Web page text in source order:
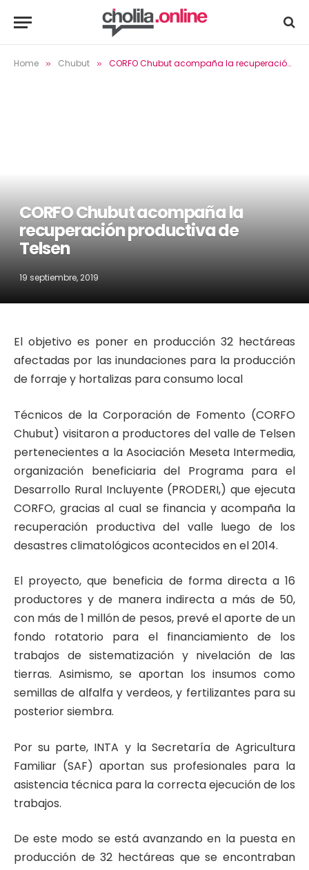
Home » Chubut » CORFO Chubut acompaña la recuperación productiva de Telsen
CORFO Chubut acompaña la
recuperación productiva de
Telsen
19 septiembre, 2019
El objetivo es poner en producción 32 hectáreas
afectadas por las inundaciones para la producción
de forraje y hortalizas para consumo local
Técnicos de la Corporación de Fomento (CORFO
Chubut) visitaron a productores del valle de Telsen
pertenecientes a la Asociación Meseta Intermedia,
organización beneficiaria del Programa para el
Desarrollo Rural Incluyente (PRODERI,) que ejecuta
CORFO, gracias al cual se financia y acompaña la
recuperación productiva del valle luego de los
desastres climatológicos acontecidos en el 2014.
El proyecto, que beneficia de forma directa a 16
productores y de manera indirecta a más de 50,
con más de 1 millón de pesos, prevé el aporte de un
fondo rotatorio para el financiamiento de los
trabajos de sistematización y nivelación de las
tierras. Asimismo, se aportan los insumos como
semillas de alfalfa y verdeos, y fertilizantes para su
posterior siembra.
Por su parte, INTA y la Secretaría de Agricultura
Familiar (SAF) aportan sus profesionales para la
asistencia técnica para la correcta ejecución de los
trabajos.
De este modo se está avanzando en la puesta en
producción de 32 hectáreas que se encontraban